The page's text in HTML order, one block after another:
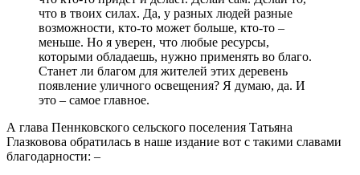
что в твоих силах. Да, у разных людей разные
возможности, кто-то может больше, кто-то –
меньше. Но я уверен, что любые ресурсы,
которыми обладаешь, нужно применять во благо.
Станет ли благом для жителей этих деревень
появление уличного освещения? Я думаю, да. И
это – самое главное.
А глава Пеннковского сельского поселения Татьяна
Глазковова обратилась в наше издание вот с такими славами
благодарности: –